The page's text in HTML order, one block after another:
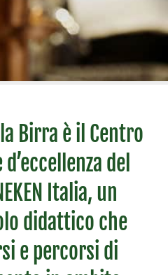
Birra è il Centro
del
Italia, un
didattico che
e percorsi di